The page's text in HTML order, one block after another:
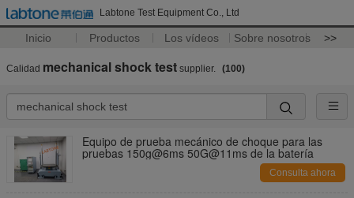
Labtone Test Equipment Co., Ltd
Inicio Productos Los vídeos Sobre nosotros >>
Calidad mechanical shock test supplier. (100)
Equipo de prueba mecánico de choque para las
pruebas 150g@6ms 50G@11ms de la batería
Consulta ahora